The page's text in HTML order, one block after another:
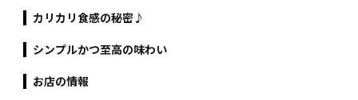
カリカリ食感の秘密♪
シンプルかつ至高の味わい
お店の情報